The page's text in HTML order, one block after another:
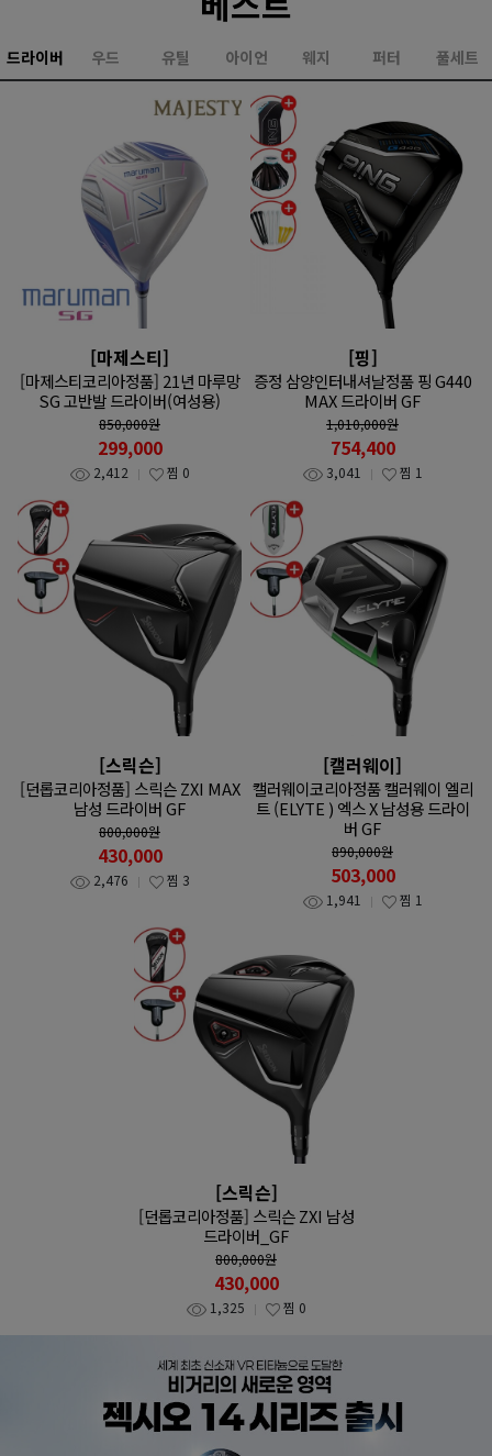
드라이버 우드 유틸 아이언 웨지 퍼터 풀세트
[마제스티]
[마제스티코리아정품] 21년 마루망
SG 고반발 드라이버(여성용)
850,000원
299,000
2,412 찜 0
[핑]
증정 삼양인터내셔날정품 핑 G440
MAX 드라이버 GF
1,010,000원
754,400
3,041 찜 1
[스릭슨]
[던롭코리아정품] 스릭슨 ZXI MAX
남성 드라이버 GF
800,000원
430,000
2,476 찜 3
[캘러웨이]
캘러웨이코리아정품 캘러웨이 엘리
트 (ELYTE ) 엑스 X 남성용 드라이
버 GF
890,000원
503,000
1,941 찜 1
[스릭슨]
[던롭코리아정품] 스릭슨 ZXI 남성
드라이버_GF
800,000원
430,000
1,325 찜 0